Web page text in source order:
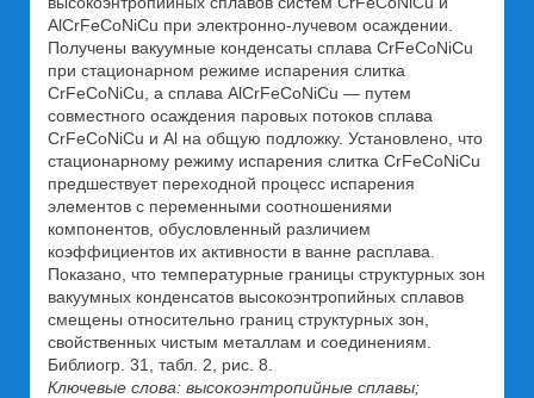
AlCrFeCoNiCu при электронно-лучевом осаждении.
Получены вакуумные конденсаты сплава CrFeCoNiCu
при стационарном режиме испарения слитка
CrFeCoNiCu, а сплава AlCrFeCoNiCu — путем
совместного осаждения паровых потоков сплава
CrFeCoNiCu и Al на общую подложку. Установлено, что
стационарному режиму испарения слитка CrFeCoNiCu
предшествует переходной процесс испарения
элементов с переменными соотношениями
компонентов, обусловленный различием
коэффициентов их активности в ванне расплава.
Показано, что температурные границы структурных зон
вакуумных конденсатов высокоэнтропийных сплавов
смещены относительно границ структурных зон,
свойственных чистым металлам и соединениям.
Библиогр. 31, табл. 2, рис. 8.
Ключевые слова: высокоэнтропийные сплавы;